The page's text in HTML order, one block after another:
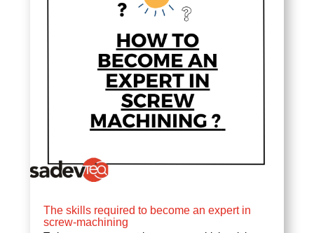
The skills required to become an expert in
screw-machining